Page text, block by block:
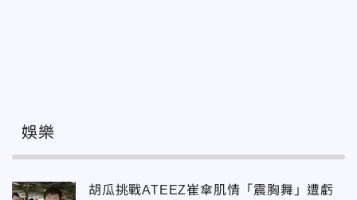
娛樂
胡瓜挑戰ATEEZ崔傘肌情「震胸舞」遭虧